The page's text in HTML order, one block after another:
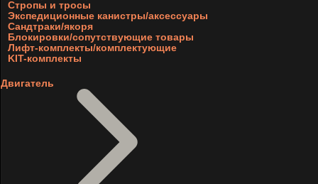
Стропы и тросы
Экспедиционные канистры/аксессуары
Сандтраки/якоря
Блокировки/сопутствующие товары
Лифт-комплекты/комплектующие
KIT-комплекты
Двигатель